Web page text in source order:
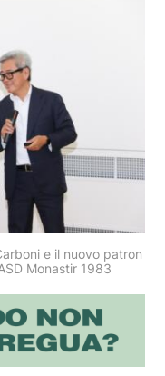
e il nuovo patron
Monastir 1983